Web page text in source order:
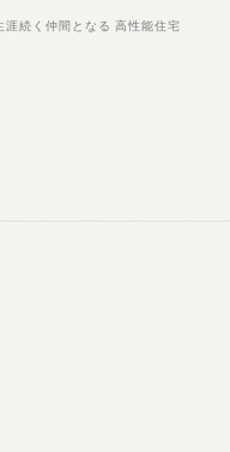
続く仲間となる 高性能住宅